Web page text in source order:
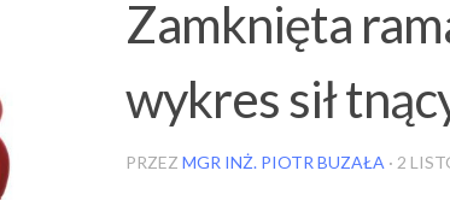
Zamknięta
wykres sił
PRZEZ MGR INŻ. PIOTR BUZAŁA · 2